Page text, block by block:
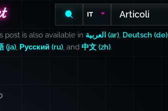
IT Articoli
post is also available in العربية (ar) Deutsch (de)
(ja) Русский (ru) , and 中文 (zh).